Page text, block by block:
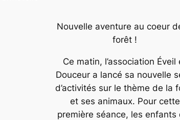
Nouvelle aventure au coeur
forêt !
Ce matin, l’association Éveil
Douceur a lancé sa nouvelle
d’activités sur le thème de la
et ses animaux. Pour cette
première séance, les enfants